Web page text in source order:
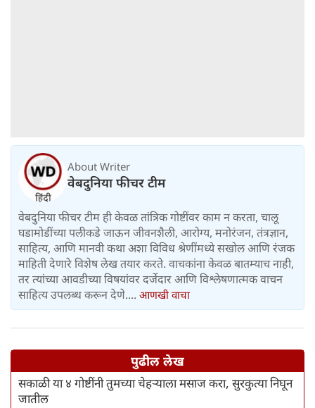
About Writer
वेबदुनिया फीचर टीम
वेबदुनिया फीचर टीम ही केवळ तांत्रिक गोष्टींवर काम न करता, चालू
घडामोडींच्या पलीकडे जाऊन जीवनशैली, आरोग्य, मनोरंजन, तंत्रज्ञान,
साहित्य, आणि मानवी कथा अशा विविध श्रेणींमध्ये सखोल आणि रंजक
माहिती देणारे विशेष लेख तयार करते. वाचकांना केवळ बातम्याच नाही,
तर त्यांच्या आवडीच्या विषयांवर दर्जेदार आणि विश्लेषणात्मक वाचन
साहित्य उपलब्ध करून देणे.... आणखी वाचा
पुढील लेख
सकाळी या ४ गोष्टींनी तुमच्या चेहऱ्याला मसाज करा, सुरकुत्या निघून
जातील